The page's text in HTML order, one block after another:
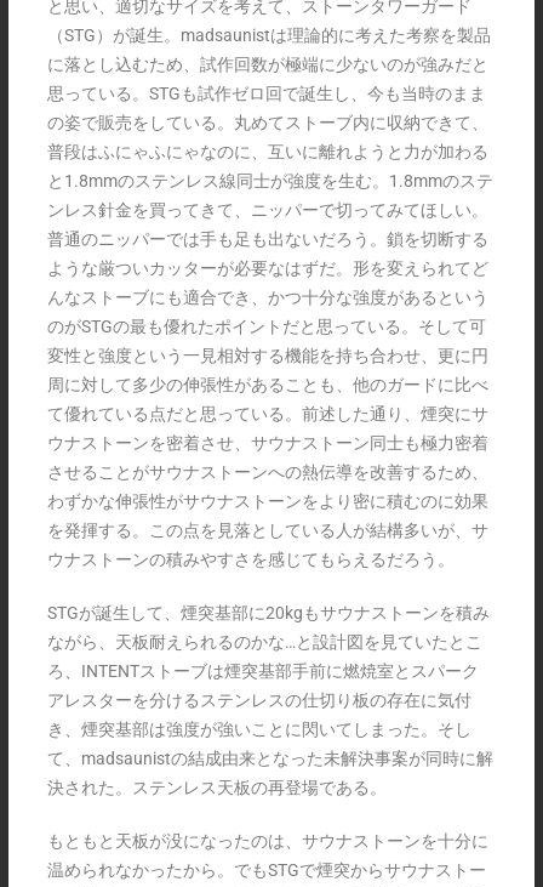
と思い、適切なサイズを考えて、ストーンタワーガード
（STG）が誕生。madsaunistは理論的に考えた考察を製品
に落とし込むため、試作回数が極端に少ないのが強みだと
思っている。STGも試作ゼロ回で誕生し、今も当時のまま
の姿で販売をしている。丸めてストーブ内に収納できて、
普段はふにゃふにゃなのに、互いに離れようと力が加わる
と1.8mmのステンレス線同士が強度を生む。1.8mmのステ
ンレス針金を買ってきて、ニッパーで切ってみてほしい。
普通のニッパーでは手も足も出ないだろう。鎖を切断する
ような厳ついカッターが必要なはずだ。形を変えられてど
んなストーブにも適合でき、かつ十分な強度があるという
のがSTGの最も優れたポイントだと思っている。そして可
変性と強度という一見相対する機能を持ち合わせ、更に円
周に対して多少の伸張性があることも、他のガードに比べ
て優れている点だと思っている。前述した通り、煙突にサ
ウナストーンを密着させ、サウナストーン同士も極力密着
させることがサウナストーンへの熱伝導を改善するため、
わずかな伸張性がサウナストーンをより密に積むのに効果
を発揮する。この点を見落としている人が結構多いが、サ
ウナストーンの積みやすさを感じてもらえるだろう。
STGが誕生して、煙突基部に20kgもサウナストーンを積み
ながら、天板耐えられるのかな…と設計図を見ていたとこ
ろ、INTENTストーブは煙突基部手前に燃焼室とスパーク
アレスターを分けるステンレスの仕切り板の存在に気付
き、煙突基部は強度が強いことに閃いてしまった。そし
て、madsaunistの結成由来となった未解決事案が同時に解
決された。ステンレス天板の再登場である。
もともと天板が没になったのは、サウナストーンを十分に
温められなかったから。でもSTGで煙突からサウナストー